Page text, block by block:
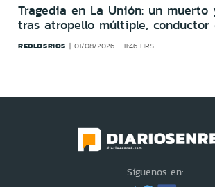
Tragedia en La Unión: un
tras atropello múltiple, conductor
REDLOSRIOS 01/08/2026 - 11:46 HRS
Síguenos en: